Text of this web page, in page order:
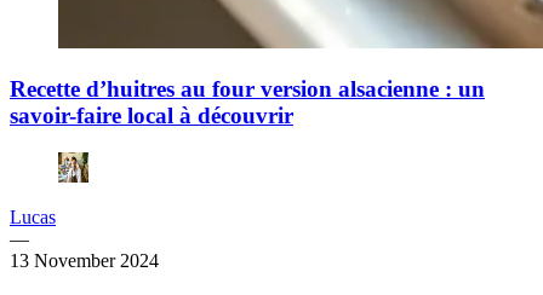
Recette d’huitres au four version alsacienne : un
savoir-faire local à découvrir
Lucas
—
13 November 2024